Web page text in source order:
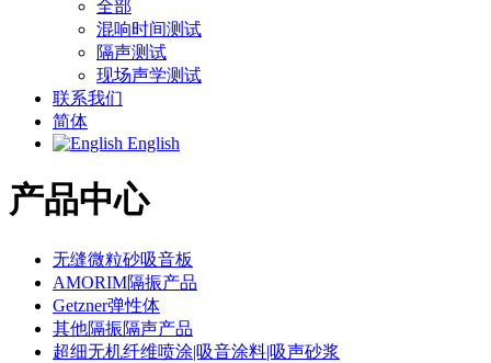
全部
混响时间测试
隔声测试
现场声学测试
联系我们
简体
English
产品中心
无缝微粒砂吸音板
AMORIM隔振产品
Getzner弹性体
其他隔振隔声产品
超细无机纤维喷涂|吸音涂料|吸声砂浆